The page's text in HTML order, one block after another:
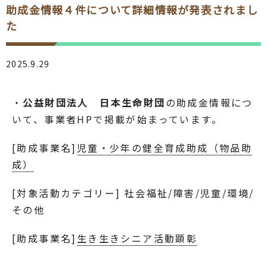
助成金情報４件について詳細情報が発表されまし
た
2025.9.29
・公益財団法人 日本生命財団の助成金情報につ
いて、事業者HPで掲載が始まっています。
[助成事業名] 児童・少年の健全育成助成（物品助
成）
[対象活動カテゴリー] 社会福祉/障害/児童/環境/
その他
[助成事業名] 生き生きシニア活動顕彰